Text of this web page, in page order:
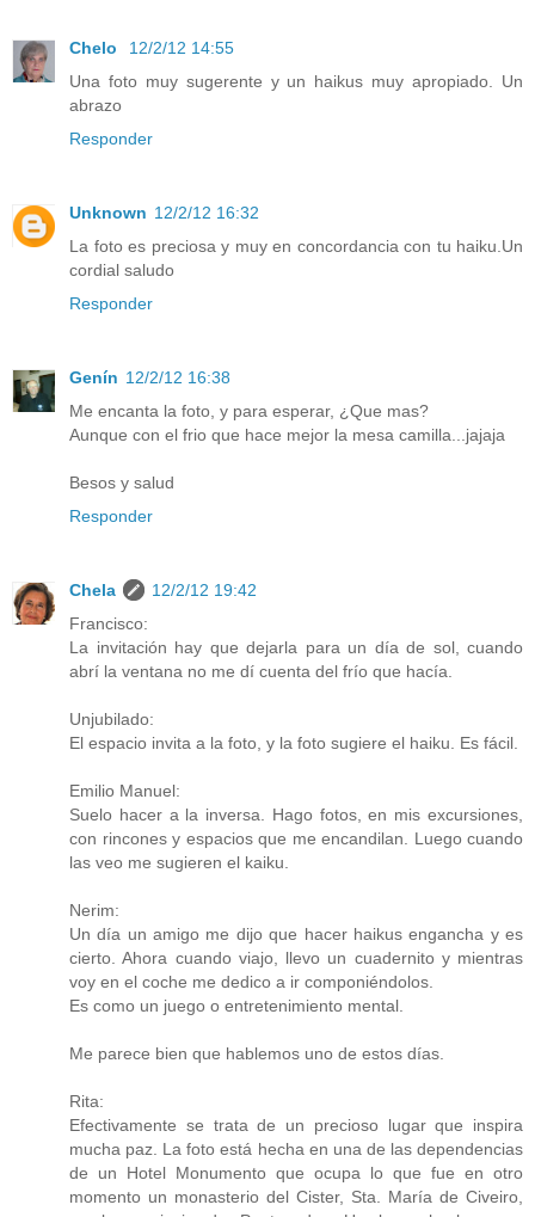
Chelo
12/2/12 14:55
Una foto muy sugerente y un haikus muy apropiado. Un
abrazo
Responder
Unknown 12/2/12 16:32
La foto es preciosa y muy en concordancia con tu haiku.Un
cordial saludo
Responder
Genín 12/2/12 16:38
Me encanta la foto, y para esperar, ¿Que mas?
Aunque con el frio que hace mejor la mesa camilla...jajaja
Besos y salud
Responder
Chela
12/2/12 19:42
Francisco:
La invitación hay que dejarla para un día de sol, cuando
abrí la ventana no me dí cuenta del frío que hacía.
Unjubilado:
El espacio invita a la foto, y la foto sugiere el haiku. Es fácil.
Emilio Manuel:
Suelo hacer a la inversa. Hago fotos, en mis excursiones,
con rincones y espacios que me encandilan. Luego cuando
las veo me sugieren el kaiku.
Nerim:
Un día un amigo me dijo que hacer haikus engancha y es
cierto. Ahora cuando viajo, llevo un cuadernito y mientras
voy en el coche me dedico a ir componiéndolos.
Es como un juego o entretenimiento mental.
Me parece bien que hablemos uno de estos días.
Rita:
Efectivamente se trata de un precioso lugar que inspira
mucha paz. La foto está hecha en una de las dependencias
de un Hotel Monumento que ocupa lo que fue en otro
momento un monasterio del Cister, Sta. María de Civeiro,